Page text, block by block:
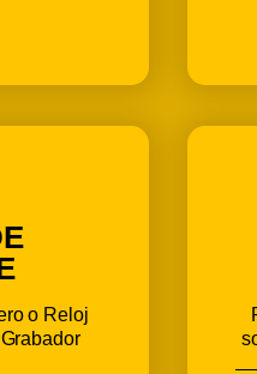
o Reloj